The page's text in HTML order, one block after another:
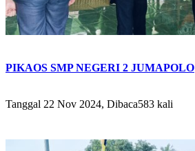
PIKAOS SMP NEGERI 2 JUMAPOLO
Tanggal 22 Nov 2024, Dibaca583 kali